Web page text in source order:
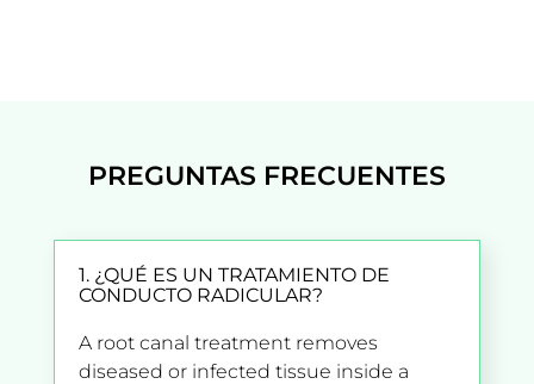
PREGUNTAS FRECUENTES
1. ¿QUÉ ES UN TRATAMIENTO DE
CONDUCTO RADICULAR?
A root canal treatment removes
diseased or infected tissue inside a